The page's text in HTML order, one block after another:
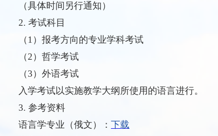
（具体时间另行通知）
2. 考试科目
（1）报考方向的专业学科考试
（2）哲学考试
（3）外语考试
入学考试以实施教学大纲所使用的语言进行。
3. 参考资料
语言学专业（俄文）： 下载